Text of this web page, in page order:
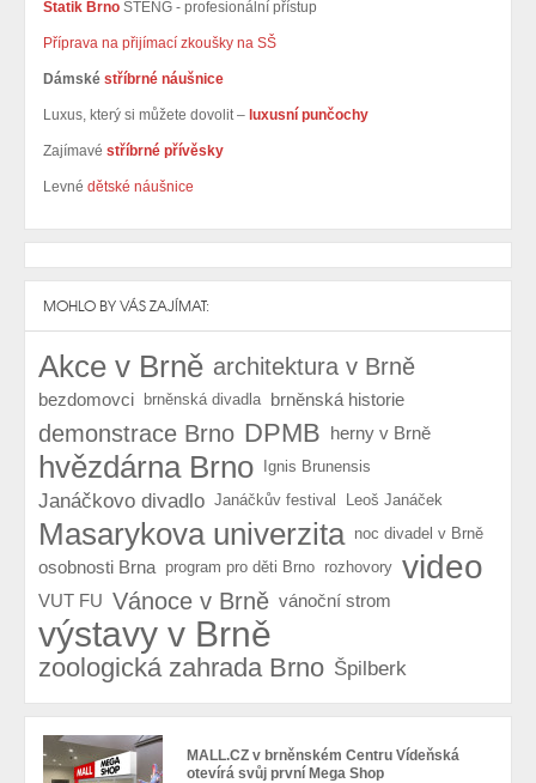
Statik Brno STENG - profesionální přístup
Příprava na přijímací zkoušky na SŠ
Dámské stříbrné náušnice
Luxus, který si můžete dovolit – luxusní punčochy
Zajímavé stříbrné přívěsky
Levné dětské náušnice
MOHLO BY VÁS ZAJÍMAT:
Akce v Brně architektura v Brně
bezdomovci brněnská divadla brněnská historie
demonstrace Brno DPMB herny v Brně
hvězdárna Brno Ignis Brunensis
Janáčkovo divadlo Janáčkův festival Leoš Janáček
Masarykova univerzita noc divadel v Brně
osobnosti Brna program pro děti Brno rozhovory video
VUT FU Vánoce v Brně vánoční strom
výstavy v Brně
zoologická zahrada Brno Špilberk
MALL.CZ v brněnském Centru Vídeňská
otevírá svůj první Mega Shop